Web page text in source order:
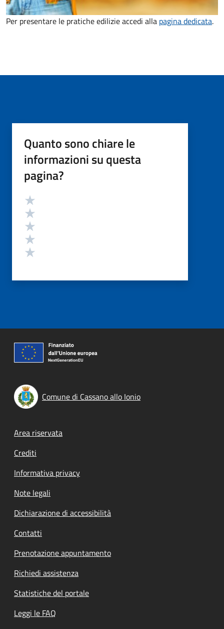
Per presentare le pratiche edilizie accedi alla pagina dedicata.
Quanto sono chiare le
informazioni su questa
pagina?
Valutazione
Comune di Cassano allo Ionio
Footer menu
Area riservata
Crediti
Informativa privacy
Note legali
Dichiarazione di accessibilità
Contatti
Prenotazione appuntamento
Richiedi assistenza
Statistiche del portale
Leggi le FAQ